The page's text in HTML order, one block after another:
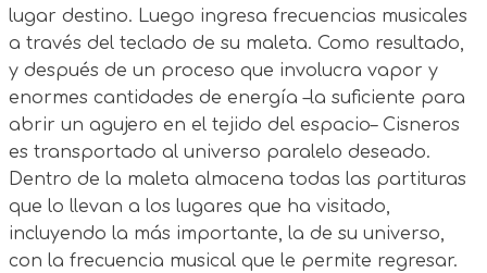
lugar destino. Luego ingresa frecuencias musicales
a través del teclado de su maleta. Como resultado,
y después de un proceso que involucra vapor y
enormes cantidades de energía –la suficiente para
abrir un agujero en el tejido del espacio– Cisneros
es transportado al universo paralelo deseado.
Dentro de la maleta almacena todas las partituras
que lo llevan a los lugares que ha visitado,
incluyendo la más importante, la de su universo,
con la frecuencia musical que le permite regresar.